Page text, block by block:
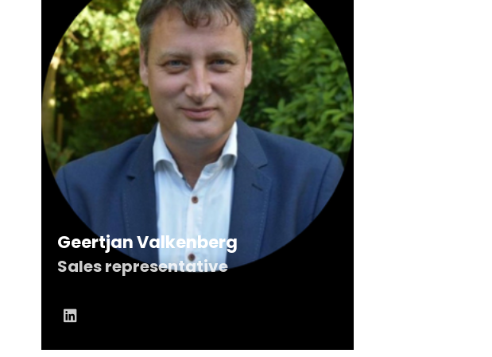
Geertjan Valkenberg
Sales representative